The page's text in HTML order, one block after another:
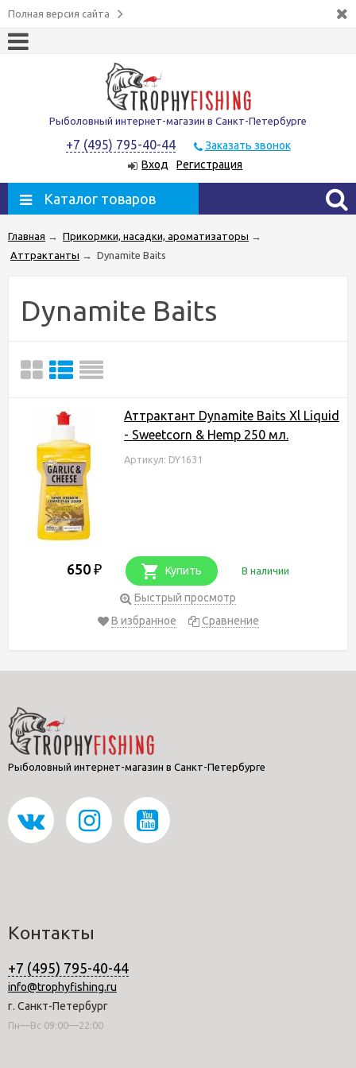
Полная версия сайта
Рыболовный интернет-магазин в Санкт-Петербурге
+7 (495) 795-40-44
Заказать звонок
Вход
Регистрация
Каталог товаров
Главная → Прикормки, насадки, ароматизаторы →
Аттрактанты → Dynamite Baits
Dynamite Baits
Аттрактант Dynamite Baits Xl Liquid
- Sweetcorn & Hemp 250 мл.
Артикул: DY1631
650 ₽ Купить В наличии
Быстрый просмотр
В избранное
Сравнение
Рыболовный интернет-магазин в Санкт-Петербурге
Контакты
+7 (495) 795-40-44
info@trophyfishing.ru
г. Санкт-Петербург
Пн—Вс 09:00—22:00